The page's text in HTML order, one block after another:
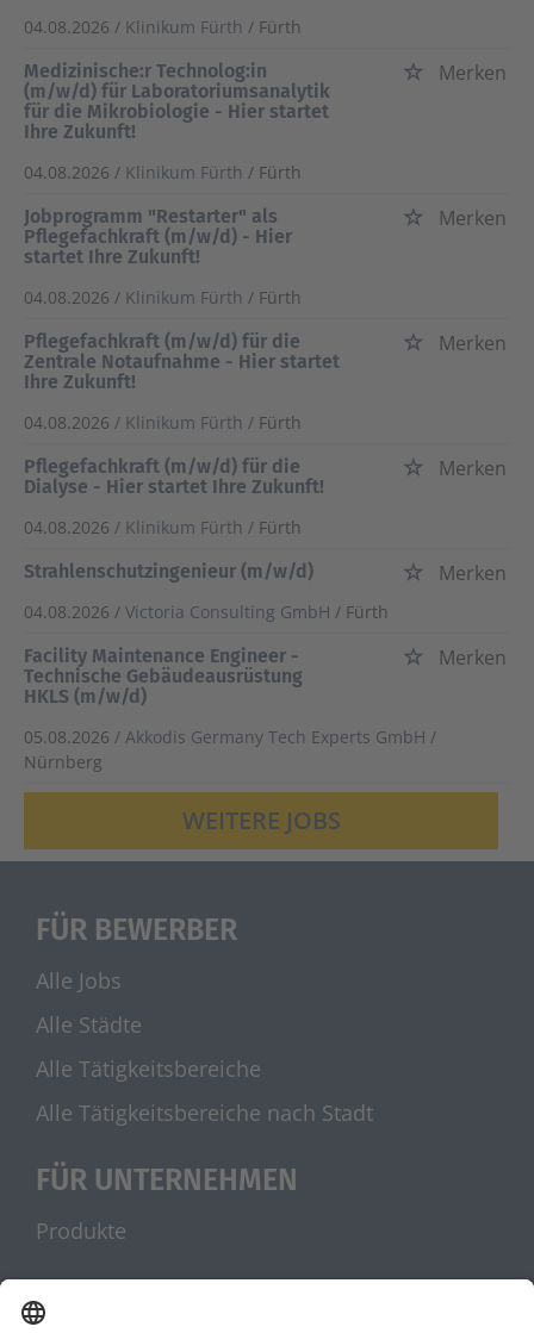
04.08.2026 / Klinikum Fürth / Fürth
Medizinische:r Technolog:in
(m/w/d) für Laboratoriumsanalytik
für die Mikrobiologie - Hier startet
Ihre Zukunft!
Merken
04.08.2026 / Klinikum Fürth / Fürth
Jobprogramm "Restarter" als
Pflegefachkraft (m/w/d) - Hier
startet Ihre Zukunft!
Merken
04.08.2026 / Klinikum Fürth / Fürth
Pflegefachkraft (m/w/d) für die
Zentrale Notaufnahme - Hier startet
Ihre Zukunft!
Merken
04.08.2026 / Klinikum Fürth / Fürth
Pflegefachkraft (m/w/d) für die
Dialyse - Hier startet Ihre Zukunft!
Merken
04.08.2026 / Klinikum Fürth / Fürth
Strahlenschutzingenieur (m/w/d)
Merken
04.08.2026 / Victoria Consulting GmbH / Fürth
Facility Maintenance Engineer -
Technische Gebäudeausrüstung
HKLS (m/w/d)
Merken
05.08.2026 / Akkodis Germany Tech Experts GmbH /
Nürnberg
WEITERE JOBS
FÜR BEWERBER
Alle Jobs
Alle Städte
Alle Tätigkeitsbereiche
Alle Tätigkeitsbereiche nach Stadt
FÜR UNTERNEHMEN
Produkte
UNSERE PARTNER